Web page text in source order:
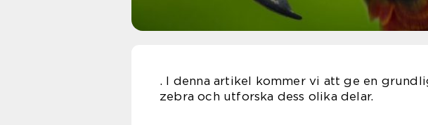
. I denna artikel kommer vi att ge en
zebra och utforska dess olika delar.